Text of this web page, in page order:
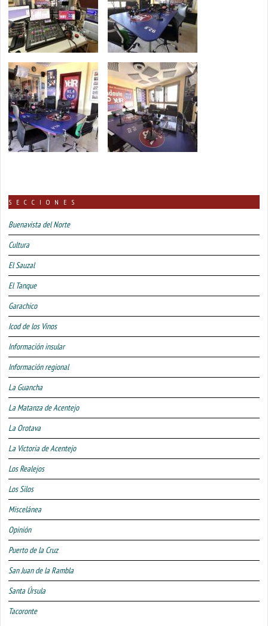
SECCIONES
Buenavista del Norte
Cultura
El Sauzal
El Tanque
Garachico
Icod de los Vinos
Información insular
Información regional
La Guancha
La Matanza de Acentejo
La Orotava
La Victoria de Acentejo
Los Realejos
Los Silos
Miscelánea
Opinión
Puerto de la Cruz
San Juan de la Rambla
Santa Úrsula
Tacoronte